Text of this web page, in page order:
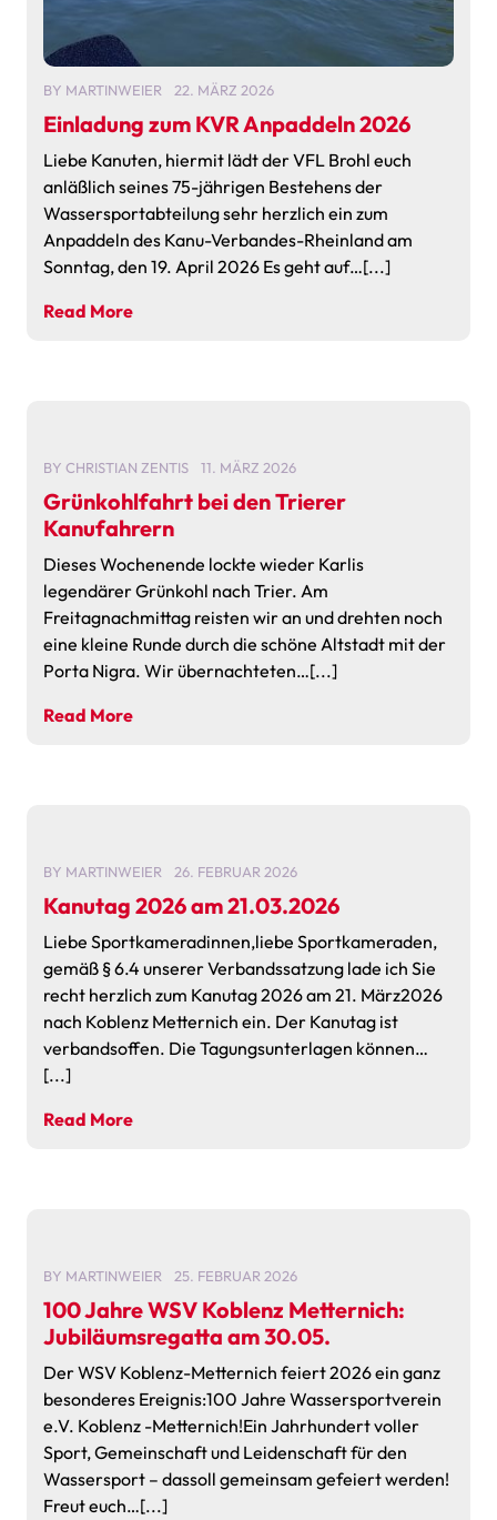
BY MARTINWEIER 22. MÄRZ 2026
Einladung zum KVR Anpaddeln 2026
Liebe Kanuten, hiermit lädt der VFL Brohl euch
anläßlich seines 75-jährigen Bestehens der
Wassersportabteilung sehr herzlich ein zum
Anpaddeln des Kanu-Verbandes-Rheinland am
Sonntag, den 19. April 2026 Es geht auf…[...]
Read More
BY CHRISTIAN ZENTIS 11. MÄRZ 2026
Grünkohlfahrt bei den Trierer
Kanufahrern
Dieses Wochenende lockte wieder Karlis
legendärer Grünkohl nach Trier. Am
Freitagnachmittag reisten wir an und drehten noch
eine kleine Runde durch die schöne Altstadt mit der
Porta Nigra. Wir übernachteten…[...]
Read More
BY MARTINWEIER 26. FEBRUAR 2026
Kanutag 2026 am 21.03.2026
Liebe Sportkameradinnen,liebe Sportkameraden,
gemäß § 6.4 unserer Verbandssatzung lade ich Sie
recht herzlich zum Kanutag 2026 am 21. März2026
nach Koblenz Metternich ein. Der Kanutag ist
verbandsoffen. Die Tagungsunterlagen können…
[...]
Read More
BY MARTINWEIER 25. FEBRUAR 2026
100 Jahre WSV Koblenz Metternich:
Jubiläumsregatta am 30.05.
Der WSV Koblenz-Metternich feiert 2026 ein ganz
besonderes Ereignis:100 Jahre Wassersportverein
e.V. Koblenz -Metternich!Ein Jahrhundert voller
Sport, Gemeinschaft und Leidenschaft für den
Wassersport – dassoll gemeinsam gefeiert werden!
Freut euch…[...]